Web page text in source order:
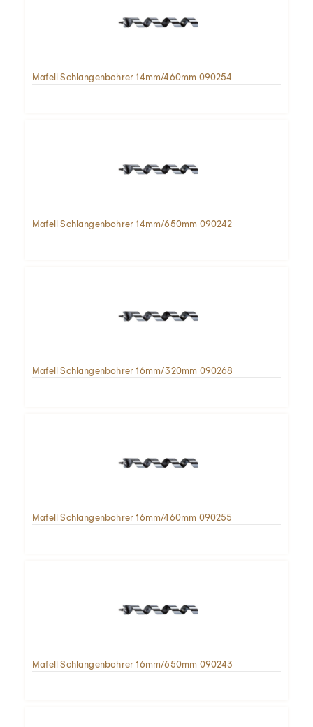
Mafell Schlangenbohrer 14mm/460mm 090254
Mafell Schlangenbohrer 14mm/650mm 090242
Mafell Schlangenbohrer 16mm/320mm 090268
Mafell Schlangenbohrer 16mm/460mm 090255
Mafell Schlangenbohrer 16mm/650mm 090243